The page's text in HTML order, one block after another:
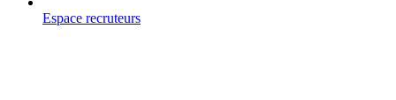
Espace recruteurs